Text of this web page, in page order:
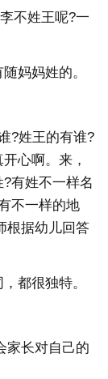
不姓王呢?一
妈妈姓的。
?姓王的有谁?
心啊。来，
有姓不一样名
不一样的地
据幼儿回答
都很独特。
家长对自己的